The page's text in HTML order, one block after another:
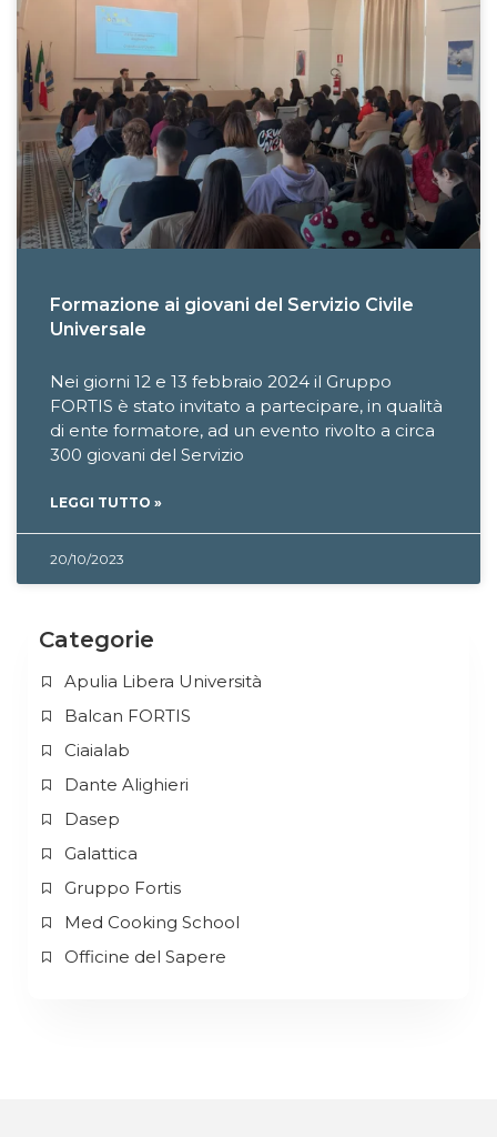
Categorie
Apulia Libera Università
Balcan FORTIS
Ciaialab
Dante Alighieri
Dasep
Galattica
Gruppo Fortis
Med Cooking School
Officine del Sapere
Formazione ai giovani del Servizio Civile
Universale
Nei giorni 12 e 13 febbraio 2024 il Gruppo
FORTIS è stato invitato a partecipare, in qualità
di ente formatore, ad un evento rivolto a circa
300 giovani del Servizio
LEGGI TUTTO »
20/10/2023